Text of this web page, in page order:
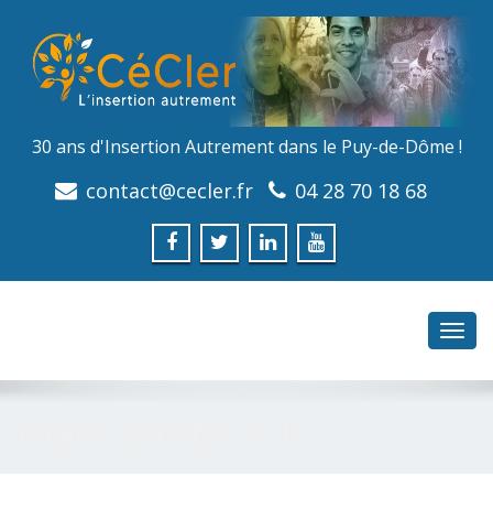
30 ans d'Insertion Autrement dans le Puy-de-Dôme !
contact@cecler.fr 04 28 70 18 68